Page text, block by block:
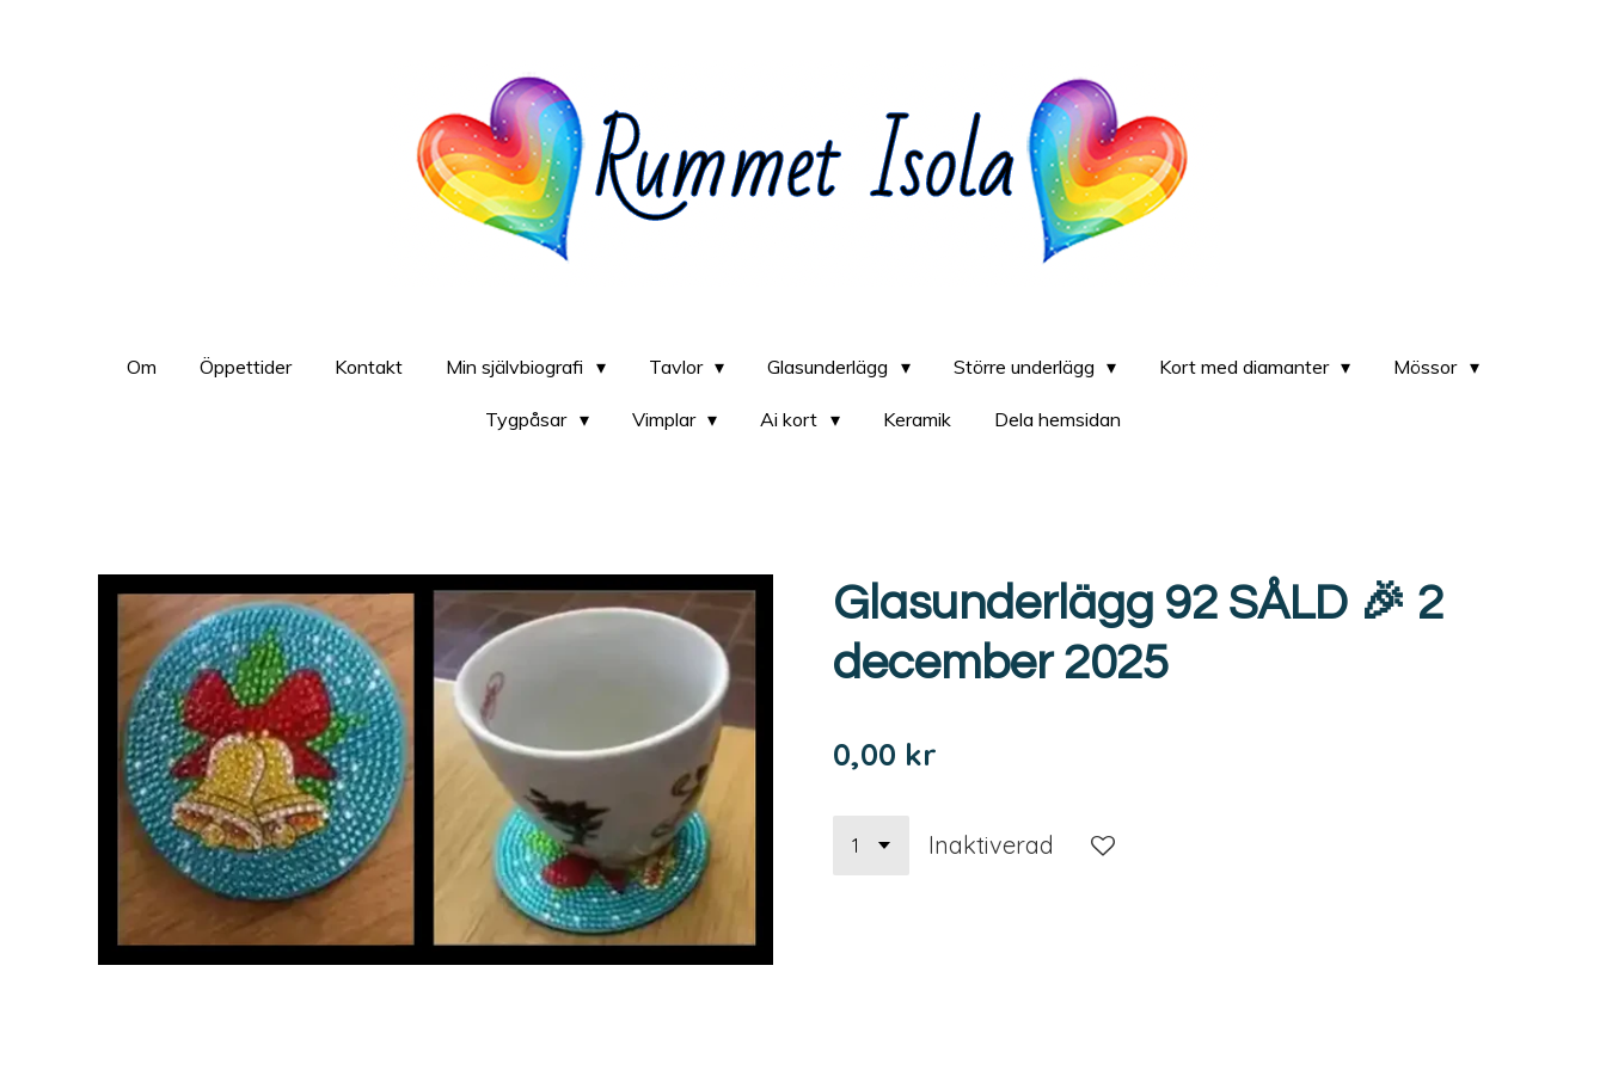
Om Öppettider Kontakt Min självbiografi Tavlor Glasunderlägg Större underlägg Kort med diamanter Mössor
Tygpåsar Vimplar Ai kort Keramik Dela hemsidan
Glasunderlägg 92 SÅLD 🎉 2
december 2025
0,00 kr
Inaktiverad